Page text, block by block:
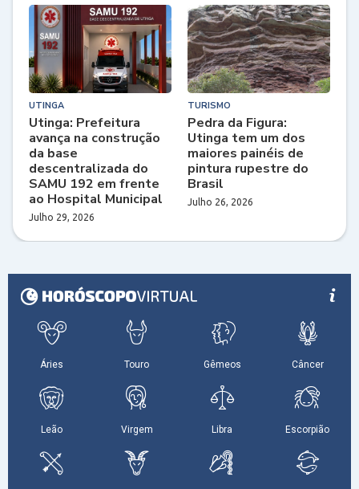
UTINGA
Utinga: Prefeitura
avança na construção
da base
descentralizada do
SAMU 192 em frente
ao Hospital Municipal
Julho 29, 2026
TURISMO
Pedra da Figura:
Utinga tem um dos
maiores painéis de
pintura rupestre do
Brasil
Julho 26, 2026